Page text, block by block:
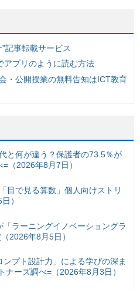
記事転載サービス
アプリのように読む方法
・公開授業の無料告知はICT教育
と何が違う？保護者の73.5％が
（2026年8月7日）
目で見る算数」個人向けストリ
）
ラーニングイノベーショングラ
2026年8月5日）
プト設計力」による学びの深ま
ナーズ調べ=（2026年8月3日）